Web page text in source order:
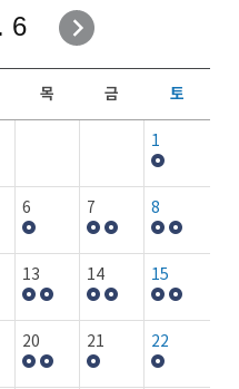
6
목 금 토
1
6 7 8
13 14 15
20 21 22